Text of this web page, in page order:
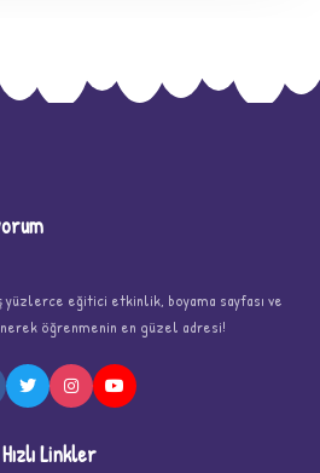
yüzlerce eğitici etkinlik, boyama sayfası ve
öğrenmenin en güzel adresi!
Hızlı Linkler